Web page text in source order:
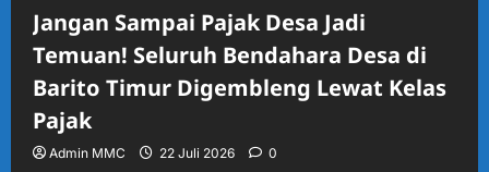
Jangan Sampai Pajak Desa Jadi
Temuan! Seluruh Bendahara Desa di
Barito Timur Digembleng Lewat Kelas
Pajak
Admin MMC 22 Juli 2026 0